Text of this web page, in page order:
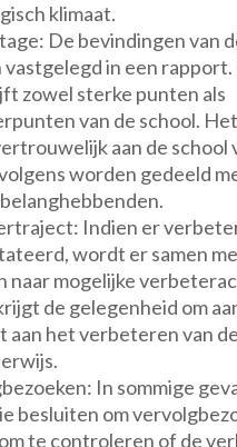
klimaat.
De bevindingen van
in een
zowel sterke punten als
van de school.
aan de school
worden gedeeld
Indien er
wordt er samen
naar mogelijke
de gelegenheid om
aan het verbeteren van
In sommige
besluiten om
te controleren of de